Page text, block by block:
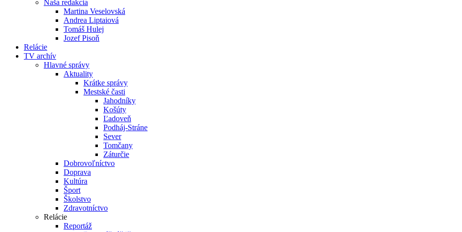
Naša redakcia
Martina Veselovská
Andrea Liptaiová
Tomáš Hulej
Jozef Pisoň
Relácie
TV archív
Hlavné správy
Aktuality
Krátke správy
Mestské časti
Jahodníky
Košúty
Ľadoveň
Podháj-Stráne
Sever
Tomčany
Záturčie
Dobrovoľníctvo
Doprava
Kultúra
Šport
Školstvo
Zdravotníctvo
Relácie
Reportáž